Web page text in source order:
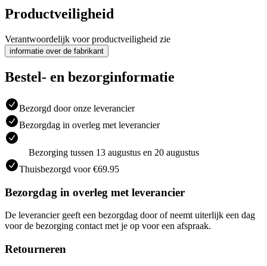
Productveiligheid
Verantwoordelijk voor productveiligheid zie
informatie over de fabrikant
Bestel- en bezorginformatie
Bezorgd door onze leverancier
Bezorgdag in overleg met leverancier
Bezorging tussen 13 augustus en 20 augustus
Thuisbezorgd voor €69.95
Bezorgdag in overleg met leverancier
De leverancier geeft een bezorgdag door of neemt uiterlijk een dag
voor de bezorging contact met je op voor een afspraak.
Retourneren